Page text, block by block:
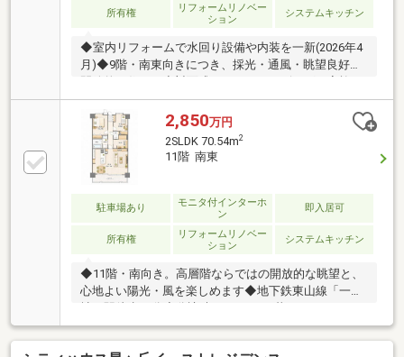
所有権
リフォームリノベー
ション
システムキッチン
◆室内リフォームで水回り設備や内装を一新(2026年4
月)◆9階・南東向きにつき、採光・通風・眺望良好な
見守りながらお料理が可能◆全居室5帖以上のゆとり
の広さでプライベートルームも充実◆ライフスタイル
に合わせて多用途に使用可能な約6帖の和室◆全居室
に収納が備わり、スッキリとした住空間◆洗濯物も乾
きやすく採光も期待できる南東向きワイドスパンバル
コニー◆オートロック・防犯カメラ等、セキュリティ
も充実◆不在時にも荷物の受取が可能な宅配ボックス
完備◆新耐震基準マンション◆「名東小学校」まで徒
歩約6分
2,850万円
2SLDK 70.54m2
11階 南東
駐車場あり
モニタ付インターホ
ン
即入居可
所有権
リフォームリノベー
ション
システムキッチン
◆11階・南向き。高層階ならではの開放的な眺望と、
心地よい陽光・風を楽しめます◆地下鉄東山線「一
追求した2LDKへリノベーション◆和室を大容量WICへ
変更し、リビングには壁面収納と造作ワークスペース